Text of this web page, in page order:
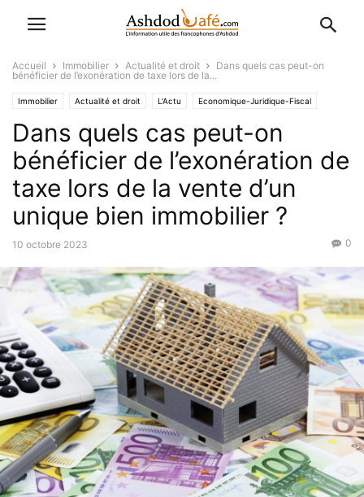
Accueil Immobilier Actualité et droit
Dans quels cas peut-on
bénéficier de l’exonération de taxe lors de la...
Immobilier Actualité et droit L'Actu Economique-Juridique-Fiscal
Favoris
Dans quels cas peut-on
bénéficier de l’exonération de
taxe lors de la vente d’un
unique bien immobilier ?
10 octobre 2023 0